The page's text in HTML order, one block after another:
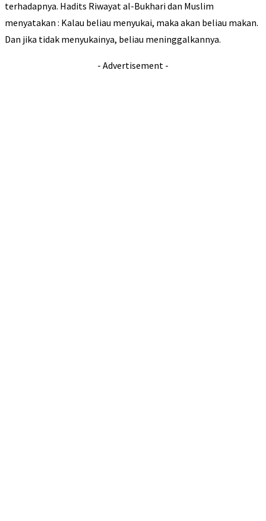
terhadapnya. Hadits Riwayat al-Bukhari dan Muslim
menyatakan : Kalau beliau menyukai, maka akan beliau makan.
Dan jika tidak menyukainya, beliau meninggalkannya.
- Advertisement -